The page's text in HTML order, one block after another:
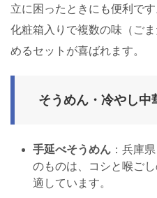
立に困ったときにも便利で
化粧箱入りで複数の味（ご
めるセットが喜ばれます。
そうめん・冷やし中
手延べそうめん ：兵庫
のものは、コシと喉ご
適しています。